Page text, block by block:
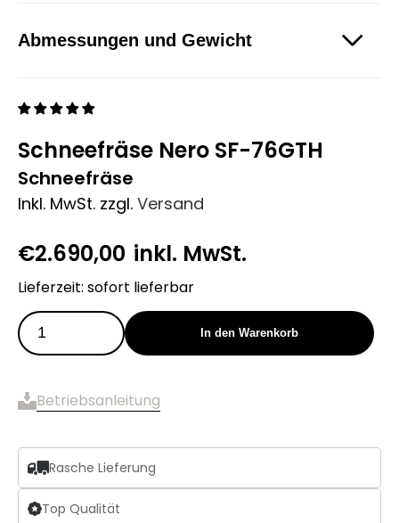
Abmessungen und Gewicht
Schneefräse Nero SF-76GTH
Schneefräse
Inkl. MwSt. zzgl. Versand
€2.690,00 inkl. MwSt.
Lieferzeit: sofort lieferbar
In den Warenkorb
Betriebsanleitung
Rasche Lieferung
Top Qualität